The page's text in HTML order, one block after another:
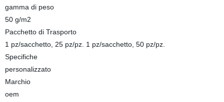
gamma di peso
50 g/m2
Pacchetto di Trasporto
1 pz/sacchetto, 25 pz/pz. 1 pz/sacchetto, 50 pz/pz.
Specifiche
personalizzato
Marchio
oem